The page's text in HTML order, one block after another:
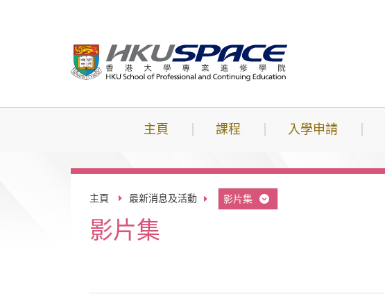
主頁 課程 入學申請
主頁 最新消息及活動 影片集
影片集